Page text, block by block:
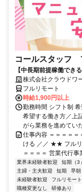
コールスタッフ
【中長期前提稼働でき
働80時間で安定収入！
株式会社クラウドワ
フルリモート
時給1,900円以上
勤務時間 シフト制
希望する働き方／上
がら業務を進めてい
仕事内容 ＝＝＝＝＝
ける ／／ ★★ フル
＝＝＝＝ 営業代行
業界未経験者歓迎 短期（3
主婦・主夫歓迎
短期 早朝
未経験者歓迎
フルリモート
職種変更なし
研修あり